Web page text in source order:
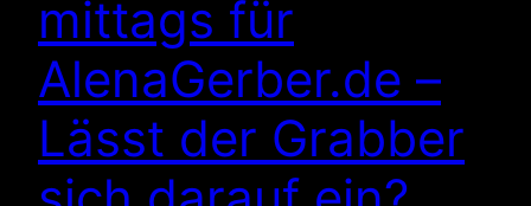
mittags für
AlenaGerber.de –
Lässt der Grabber